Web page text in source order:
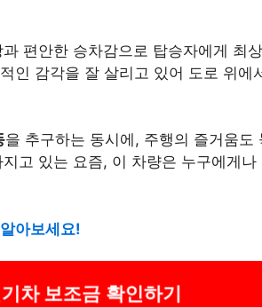
편안한 승차감으로 탑승자에게 최
인 감각을 잘 살리고 있어 도로 위에
을 추구하는 동시에, 주행의 즐거움도
고 있는 요즘, 이 차량은 누구에게나
아보세요!
차 보조금 확인하기